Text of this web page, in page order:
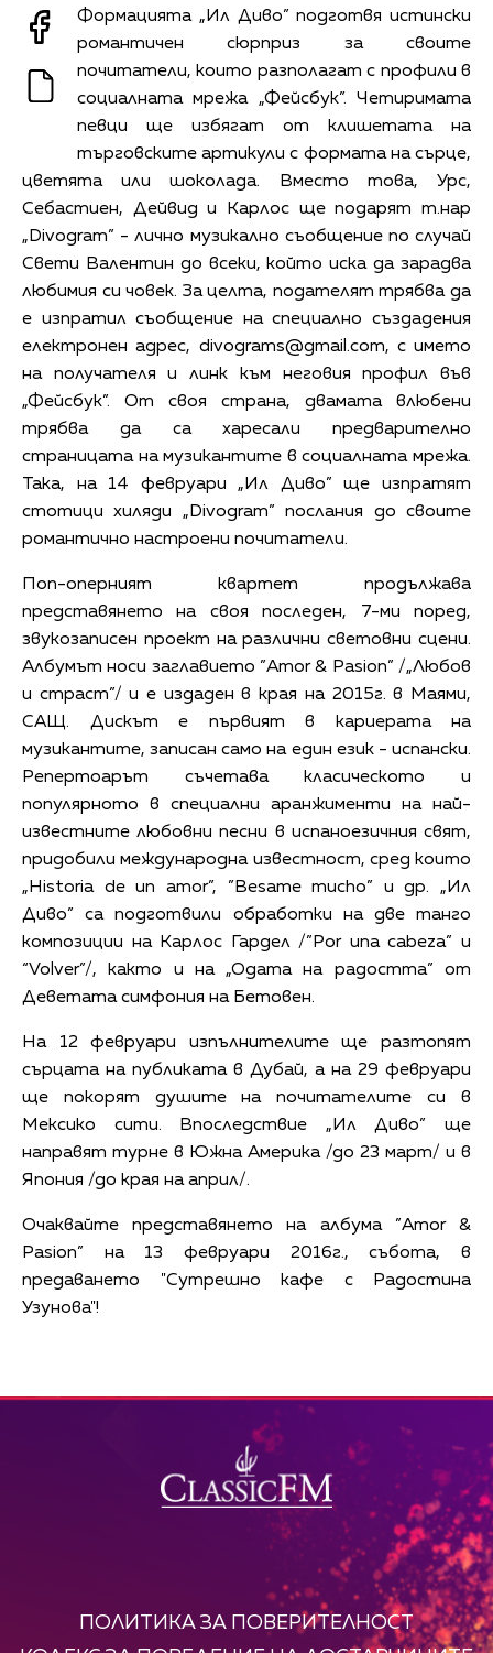
Формацията „Ил Диво” подготвя истински
романтичен сюрприз за своите
почитатели, които разполагат с профили в
социалната мрежа „Фейсбук”. Четиримата
певци ще избягат от клишетата на
търговските артикули с формата на сърце,
цветята или шоколада. Вместо това, Урс,
Себастиен, Дейвид и Карлос ще подарят т.нар
„Divogram” - лично музикално съобщение по случай
Свети Валентин до всеки, който иска да зарадва
любимия си човек. За целта, подателят трябва да
е изпратил съобщение на специално създадения
електронен адрес, divograms@gmail.com, с името
на получателя и линк към неговия профил във
„Фейсбук”. От своя страна, двамата влюбени
трябва да са харесали предварително
страницата на музикантите в социалната мрежа.
Така, на 14 февруари „Ил Диво” ще изпратят
стотици хиляди „Divogram” послания до своите
романтично настроени почитатели.
Поп-оперният квартет продължава
представянето на своя последен, 7-ми поред,
звукозаписен проект на различни световни сцени.
Албумът носи заглавието ”Amor & Pasion” /„Любов
и страст”/ и е издаден в края на 2015г. в Маями,
САЩ. Дискът е първият в кариерата на
музикантите, записан само на един език - испански.
Репертоарът съчетава класическото и
популярното в специални аранжименти на най-
известните любовни песни в испаноезичния свят,
придобили международна известност, сред които
„Historia de un amor”, ”Besame mucho” и др. „Ил
Диво” са подготвили обработки на две танго
композиции на Карлос Гардел /”Por una cabeza” и
“Volver”/, както и на „Одата на радостта” от
Деветата симфония на Бетовен.
На 12 февруари изпълнителите ще разтопят
сърцата на публиката в Дубай, а на 29 февруари
ще покорят душите на почитателите си в
Мексико сити. Впоследствие „Ил Диво” ще
направят турне в Южна Америка /до 23 март/ и в
Япония /до края на април/.
Очаквайте представянето на албума ”Amor &
Pasion” на 13 февруари 2016г., събота, в
предаването "Сутрешно кафе с Радостина
Узунова"!
ПОЛИТИКА ЗА ПОВЕРИТЕЛНОСТ